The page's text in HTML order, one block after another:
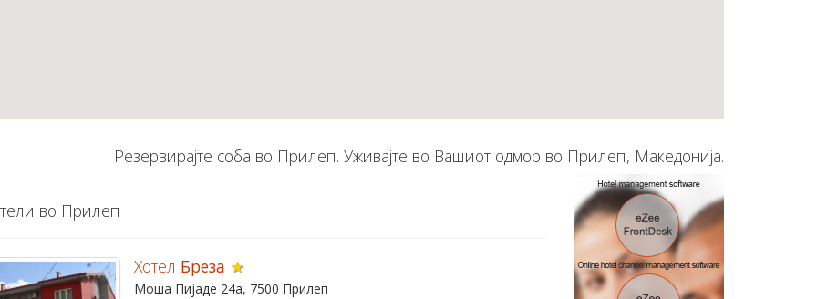
Резервирајте соба во Прилеп. Уживајте во Вашиот одмор во Прилеп, Македонија.
во Прилеп
Хотел Бреза ★
Моша Пијаде 24а, 7500 Прилеп